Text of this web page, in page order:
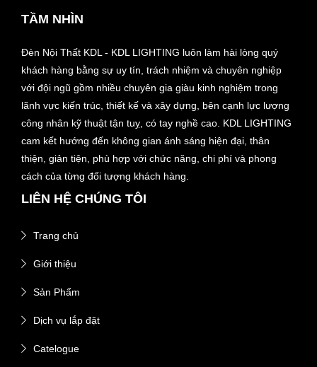
TẦM NHÌN
Đèn Nội Thất KDL - KDL LIGHTING luôn làm hài lòng quý
khách hàng bằng sự uy tín, trách nhiệm và chuyên nghiệp
với đội ngũ gồm nhiều chuyên gia giàu kinh nghiệm trong
lãnh vực kiến trúc, thiết kế và xây dựng, bên cạnh lực lượng
công nhân kỹ thuật tận tuỵ, có tay nghề cao. KDL LIGHTING
cam kết hướng đến không gian ánh sáng hiện đại, thân
thiện, giản tiện, phù hợp với chức năng, chi phí và phong
cách của từng đối tượng khách hàng.
LIÊN HỆ CHÚNG TÔI
Trang chủ
Giới thiệu
Sản Phẩm
Dịch vụ lắp đặt
Catelogue